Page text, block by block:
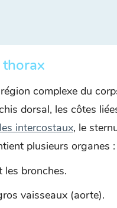
complexe du
dorsal, les côtes
intercostaux, le
plusieurs organes :
les bronches.
vaisseaux (aorte).